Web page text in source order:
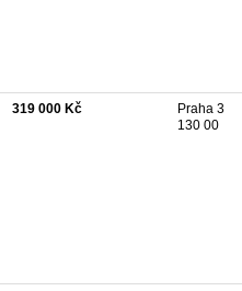
319 000 Kč
Praha 3
130 00